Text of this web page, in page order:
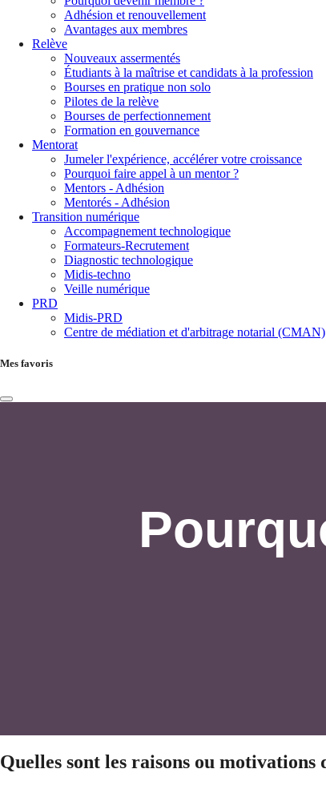
Adhésion et renouvellement
Avantages aux membres
Relève
Nouveaux assermentés
Étudiants à la maîtrise et candidats à la profession
Bourses en pratique non solo
Pilotes de la relève
Bourses de perfectionnement
Formation en gouvernance
Mentorat
Jumeler l'expérience, accélérer votre croissance
Pourquoi faire appel à un mentor ?
Mentors - Adhésion
Mentorés - Adhésion
Transition numérique
Accompagnement technologique
Formateurs-Recrutement
Diagnostic technologique
Midis-techno
Veille numérique
PRD
Midis-PRD
Centre de médiation et d'arbitrage notarial (CMAN)
Mes favoris
Quelles sont les raisons ou